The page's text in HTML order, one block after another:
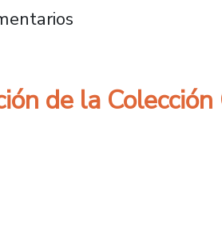
pueblo unido jamás será
de la Colección